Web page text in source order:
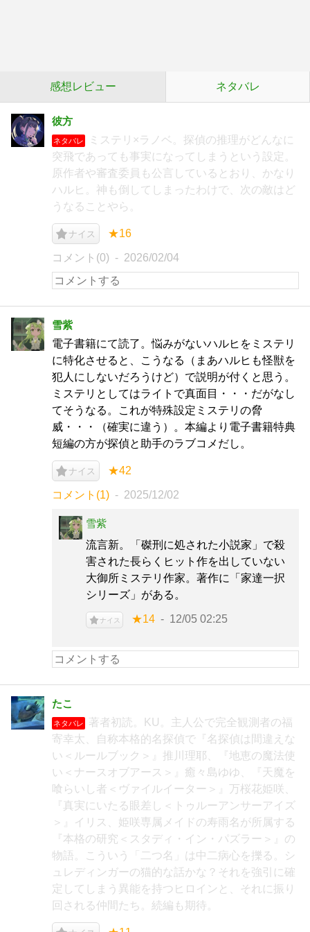
感想レビュー ネタバレ
彼方
ネタバレ
ミステリ×ラノベ。探偵の推理がどんなに
突飛であっても事実になってしまうという設定。
原作者や審査委員も公言しているとおり、かなり
ハルヒ。神も倒してしまったわけで、次の敵はど
うなることやら。
ナイス ★16
コメント(0) 2026/02/04
雪紫
電子書籍にて読了。悩みがないハルヒをミステリ
に特化させると、こうなる（まあハルヒも怪獣を
犯人にしないだろうけど）で説明が付くと思う。
ミステリとしてはライトで真面目・・・だがなし
てそうなる。これが特殊設定ミステリの脅
威・・・（確実に違う）。本編より電子書籍特典
短編の方が探偵と助手のラブコメだし。
ナイス ★42
コメント(1) 2025/12/02
雪紫
流言新。「磔刑に処された小説家」で殺
害された長らくヒット作を出していない
大御所ミステリ作家。著作に「家達一択
シリーズ」がある。
ナイス ★14 12/05 02:25
たこ
ネタバレ
著者初読。KU。主人公で完全観測者の福
寄幸太、自称本格的名探偵で『名探偵は間違えな
い＜ルールブック＞』推川理耶、『地恵の魔法使
い＜ナースオブアース＞』癒々島ゆゆ、『天魔を
喰らいし者＜ヴァイルイーター＞』万桜花姫咲、
『真実にいたる眼差し＜トゥルーアンサーアイズ
＞』イリス、姫咲専属メイドの寿雨名が所属する
『本格の研究＜スタディ・イン・パズラー＞』の
物語。こういう「二つ名」は中二病心を擽る。シ
ュレディンガーの猫的な話かな？それを強引に確
定してしまう異能を持つヒロインと、それに振り
回される仲間たち。続編も期待。